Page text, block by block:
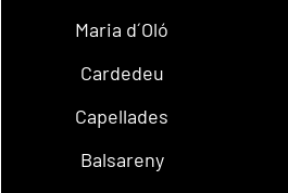
Maria d´Oló
Cardedeu
Capellades
Balsareny